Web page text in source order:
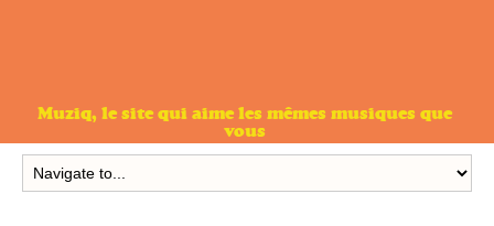
Muziq, le site qui aime les mêmes musiques que
vous